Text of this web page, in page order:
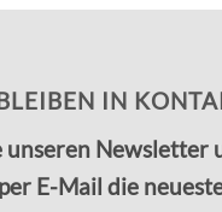
IN
unseren Newsletter
E-Mail die